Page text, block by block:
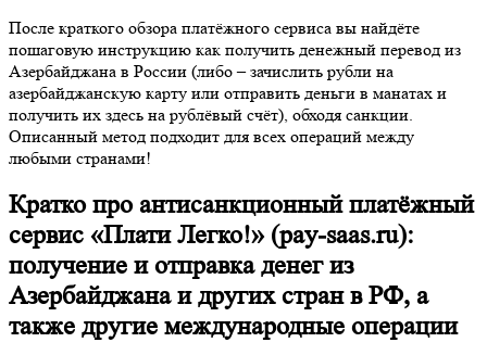
После краткого обзора платёжного сервиса вы найдёте
пошаговую инструкцию как получить денежный перевод из
Азербайджана в России (либо – зачислить рубли на
азербайджанскую карту или отправить деньги в манатах и
получить их здесь на рублёвый счёт), обходя санкции.
Описанный метод подходит для всех операций между
любыми странами!
Кратко про антисанкционный платёжный
сервис «Плати Легко!» (pay-saas.ru):
получение и отправка денег из
Азербайджана и других стран в РФ, а
также другие международные операции